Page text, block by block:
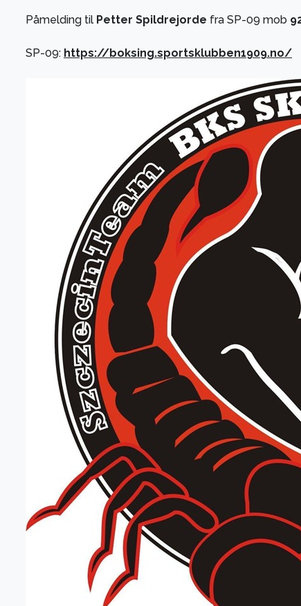
Påmelding til Petter Spildrejorde fra SP-09 mob
SP-09: https://boksing.sportsklubben1909.no/